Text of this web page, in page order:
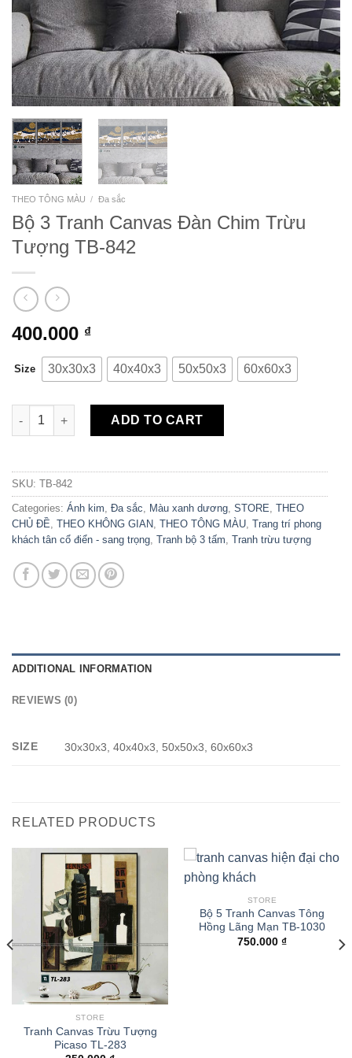
THEO TÔNG MÀU / Đa sắc
Bộ 3 Tranh Canvas Đàn Chim Trừu
Tượng TB-842
400.000 ₫
Size 30x30x3 40x40x3 50x50x3 60x60x3
Bộ 3 Tranh Canvas Đàn Chim Trừu Tượng TB-842 quantity
ADD TO CART
SKU: TB-842
Categories: Ánh kim, Đa sắc, Màu xanh dương, STORE, THEO
CHỦ ĐỀ, THEO KHÔNG GIAN, THEO TÔNG MÀU, Trang trí phong
khách tân cổ điển - sang trọng, Tranh bộ 3 tấm, Tranh trừu tượng
ADDITIONAL INFORMATION
REVIEWS (0)
SIZE 30x30x3, 40x40x3, 50x50x3, 60x60x3
RELATED PRODUCTS
STORE
Tranh Canvas Trừu Tượng
Picaso TL-283
STORE
Bộ 5 Tranh Canvas Tông
Hồng Lãng Mạn TB-1030
750.000 ₫